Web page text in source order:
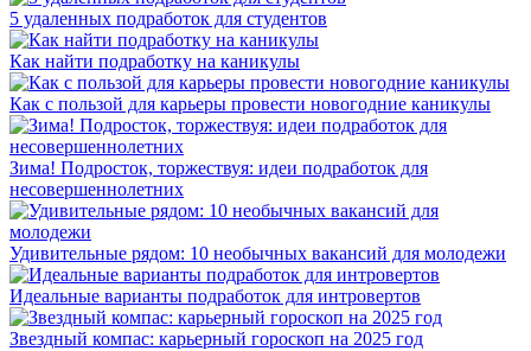
5 удаленных подработок для студентов
Как найти подработку на каникулы
Как с пользой для карьеры провести новогодние каникулы
Зима! Подросток, торжествуя: идеи подработок для
несовершеннолетних
Удивительные рядом: 10 необычных вакансий для молодежи
Идеальные варианты подработок для интровертов
Звездный компас: карьерный гороскоп на 2025 год